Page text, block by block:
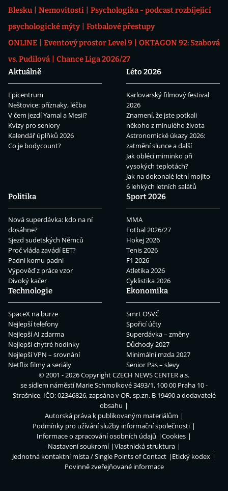
Blesku
Nemovitosti
Psychologika - podcast rozbíjející
psychologické mýty
Fotbalové přestupy
ONLINE
Eventový prostor Level 9
OKTAGON 92: Szabová
vs. Pudilová
Chance Liga 2026/27
Aktuálně
Epicentrum
Neštovice: příznaky, léčba
V čem jezdí Yamal a Mesii?
Kvízy pro seniory
Kalendář úplňků 2026
Co je bodycount?
Léto 2026
Karlovarský filmový festival
2026
Znamení, že jste potkali
někoho z minulého života
Astronomické úkazy 2026:
zatmění slunce a další
Jak obléci miminko při
vysokých teplotách?
Jak na dokonalé letní mojito
6 lehkých letních salátů
Politika
Nová superdávka: kdo na ní
dosáhne?
Sjezd sudetských Němců
Proč vláda zavádí EET?
Padni komu padni
Výpověď z práce vzor
Divoký kačer
Sport 2026
MMA
Fotbal 2026/27
Hokej 2026
Tenis 2026
F1 2026
Atletika 2026
Cyklistika 2026
Technologie
SpaceX na burze
Nejlepší telefony
Nejlepší AI zdarma
Nejlepší chytré hodinky
Nejlepší VPN – srovnání
Netflix filmy a seriály
Ekonomika
Smrt OSVČ
Spořicí účty
Superdávka – změny
Důchody 2027
Minimální mzda 2027
Senior Pas – slevy
© 2001 - 2026 CopyrightCZECH NEWS CENTER a.s.
se sídlem náměstí Marie Schmolkové 3493/1, 100 00 Praha 10 -
Strašnice, IČO: 02346826, zapsána v OR, sp.zn. B 19490 a dodavatelé
obsahu
Autorská práva k publikovaným materiálům
Podmínky pro užívání služby informační společnosti
Informace o zpracování osobních údajů
Cookies
Nastavení soukromí
Vlastnická struktura
Jednotná kontaktní místa / Single Points of Contact
Etický kodex
Povinně zveřejňované informace